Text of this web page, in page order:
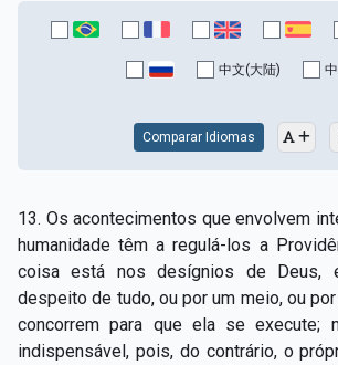
中文(大陆)
Comparar Idiomas
13. Os acontecimentos que envolvem
humanidade têm a regulá-los a
coisa está nos desígnios de Deus,
despeito de tudo, ou por um meio, ou
concorrem para que ela se execute;
indispensável, pois, do contrário, o